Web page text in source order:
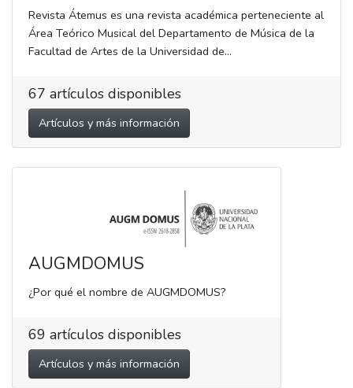
Revista Átemus es una revista académica perteneciente al
Área Teórico Musical del Departamento de Música de la
Facultad de Artes de la Universidad de...
67 artículos disponibles
Artículos y más información
AUGMDOMUS
¿Por qué el nombre de AUGMDOMUS?
69 artículos disponibles
Artículos y más información